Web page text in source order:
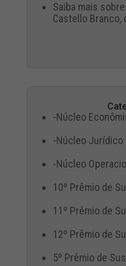
Saiba mais
Castello Branco,
-Núcleo
-Núcleo Jurídico
-Núcleo
10º Prêmio de
11º Prêmio de
12º Prêmio de
5º Prêmio de